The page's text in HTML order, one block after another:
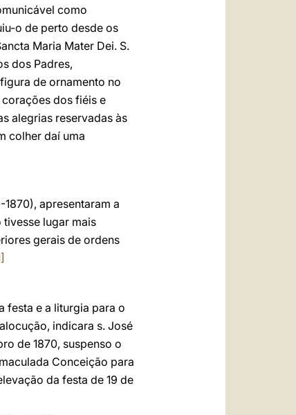
como
o de perto desde os
Maria Mater Dei. S.
dos Padres,
de ornamento no
dos fiéis e
alegrias reservadas às
colher daí uma
apresentaram a
tivesse lugar mais
gerais de ordens
festa e a liturgia para o
indicara s. José
de 1870, suspenso o
Conceição para
da festa de 19 de